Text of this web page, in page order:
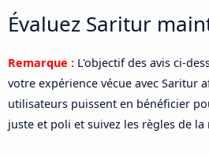
Évaluez Saritur
Remarque : L'objectif des avis ci-
votre expérience vécue avec Saritur
utilisateurs puissent en bénéficier
juste et poli et suivez les règles de la